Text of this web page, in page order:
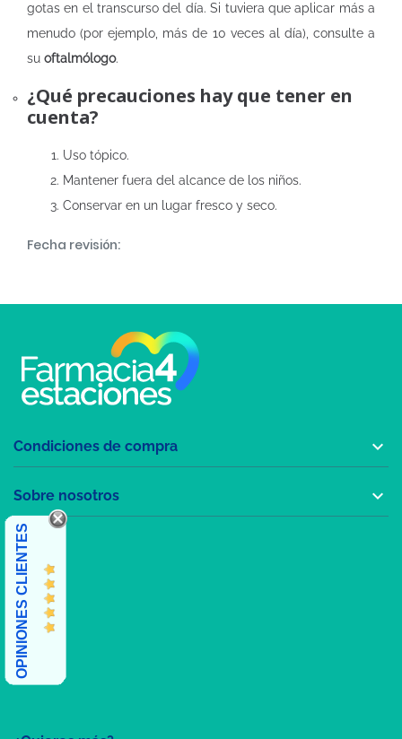
gotas en el transcurso del día. Si tuviera que aplicar más a
menudo (por ejemplo, más de 10 veces al día), consulte a
su oftalmólogo.
¿Qué precauciones hay que tener en
cuenta?
Uso tópico.
Mantener fuera del alcance de los niños.
Conservar en un lugar fresco y seco.
Fecha revisión:
Condiciones de compra 
Sobre nosotros 
OPINIONES CLIENTES